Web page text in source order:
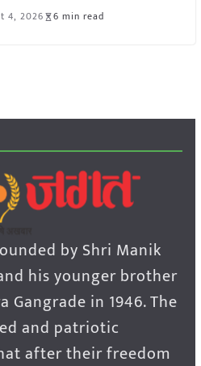
4, 2026 6 min read
by Shri Manik
his younger brother
Gangrade in 1946. The
and patriotic
after their freedom